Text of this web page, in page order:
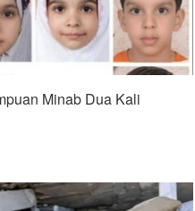
Minab Dua Kali